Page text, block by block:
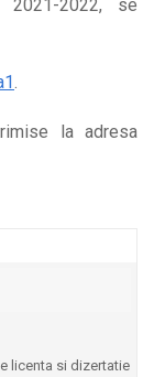
2021-2022, se
.
la adresa
licenta si dizertatie